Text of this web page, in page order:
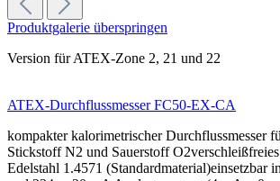
Produktgalerie überspringen
Version für ATEX-Zone 2, 21 und 22
ATEX-Durchflussmesser FC50-EX-CA
kompakter kalorimetrischer Durchflussmesser
Stickstoff N2 und Sauerstoff
Edelstahl 1.4571 (Standardmaterial)einsetzbar